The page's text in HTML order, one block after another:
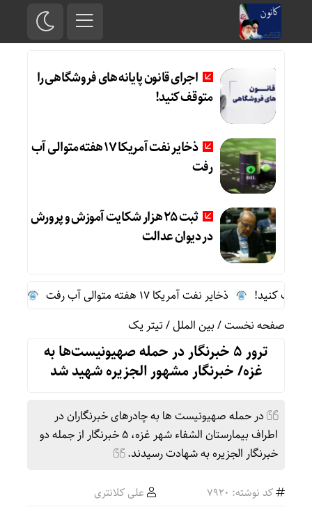
اجرای قانون پایانه های فروشگاهی را
متوقف کنید!
ذخایر نفت آمریکا 17 هفته متوالی آب
رفت
ثبت ۲۵ هزار شکایت آموزش و پرورش
در دیوان عدالت
کنید! ذخایر نفت آمریکا 17 هفته متوالی آب رفت
ثبت ۲۵ هزار شکایت آموزش و پرورش در دیوان عدالت
صفحه نخست/بین الملل/تیتر یک
ترور ۵ خبرنگار در حمله صهیونیست‌ها به
غزه/ خبرنگار مشهور الجزیره شهید شد
در حمله صهیونیست ها به چادرهای خبرنگاران در
اطراف بیمارستان الشفاء شهر غزه، ۵ خبرنگار از جمله دو
خبرنگار الجزیره به شهادت رسیدند.
کد نوشته: 7920
علی کلانتری